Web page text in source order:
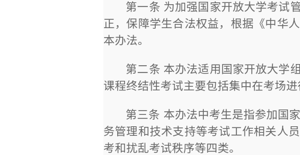
第一条 为加强国家开放大学考试
正，保障学生合法权益，根据《中华
本办法。
第二条 本办法适用国家开放大学
课程终结性考试主要包括集中在考场
第三条 本办法中考生是指参加国
务管理和技术支持等考试工作相关人
考和扰乱考试秩序等四类。